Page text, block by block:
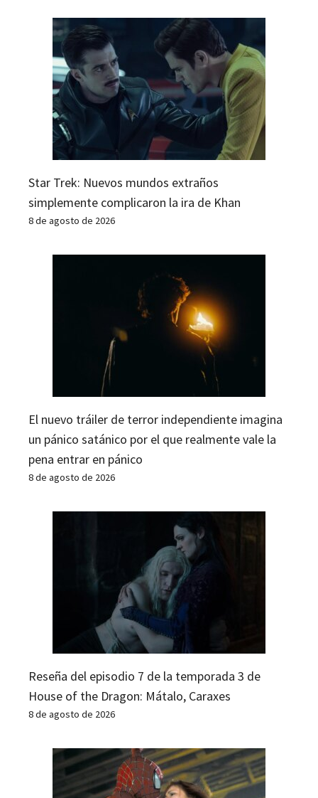
Star Trek: Nuevos mundos extraños
simplemente complicaron la ira de Khan
8 de agosto de 2026
El nuevo tráiler de terror independiente imagina
un pánico satánico por el que realmente vale la
pena entrar en pánico
8 de agosto de 2026
Reseña del episodio 7 de la temporada 3 de
House of the Dragon: Mátalo, Caraxes
8 de agosto de 2026